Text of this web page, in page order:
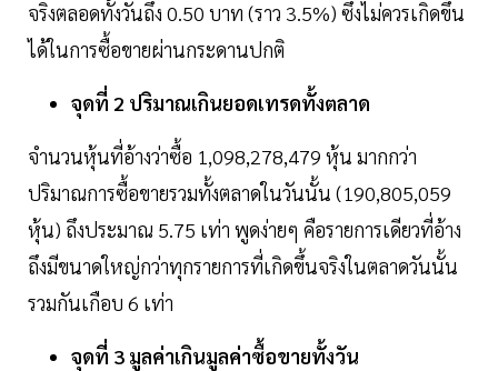
จริงตลอดทั้งวันถึง 0.50 บาท (ราว 3.5%) ซึ่งไม่ควรเกิดขึ้น
ได้ในการซื้อขายผ่านกระดานปกติ
จุดที่ 2 ปริมาณเกินยอดเทรดทั้งตลาด
จำนวนหุ้นที่อ้างว่าซื้อ 1,098,278,479 หุ้น มากกว่า
ปริมาณการซื้อขายรวมทั้งตลาดในวันนั้น (190,805,059
หุ้น) ถึงประมาณ 5.75 เท่า พูดง่ายๆ คือรายการเดียวที่อ้าง
ถึงมีขนาดใหญ่กว่าทุกรายการที่เกิดขึ้นจริงในตลาดวันนั้น
รวมกันเกือบ 6 เท่า
จุดที่ 3 มูลค่าเกินมูลค่าซื้อขายทั้งวัน